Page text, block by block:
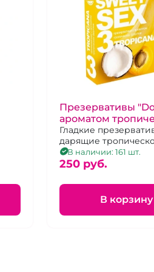
Презервативы
ароматом
фруктов 3 шт
Гладкие
дарящие
удовольствие!
В наличии: 161 шт.
250 pуб.
В корзину